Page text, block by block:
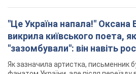
себе нетиповий маршрут.
Травмованого птаха виявили на межі
та Черкащини
4 часа назад 2,1 т.